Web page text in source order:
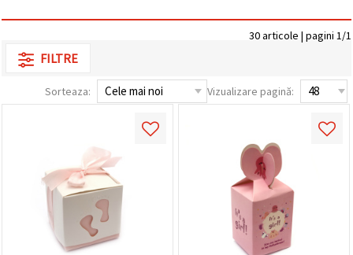
mai
ajutorul
partenerilor
analiză și
marketing.
urile făcând
"acceptati
toate!" Sau
30 articole | pagini 1/1
FILTRE
Sorteaza: Vizualizare pagină: